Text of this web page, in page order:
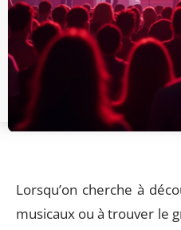
Lorsqu’on cherche à
musicaux ou à trouver le